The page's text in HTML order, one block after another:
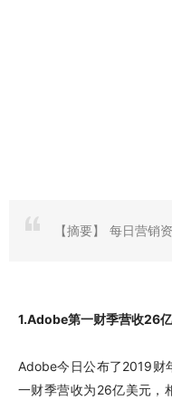
【摘要】 每日营销
1.Adobe第一财季营收26
Adobe今日公布了2019财
一财季营收为26亿美元，